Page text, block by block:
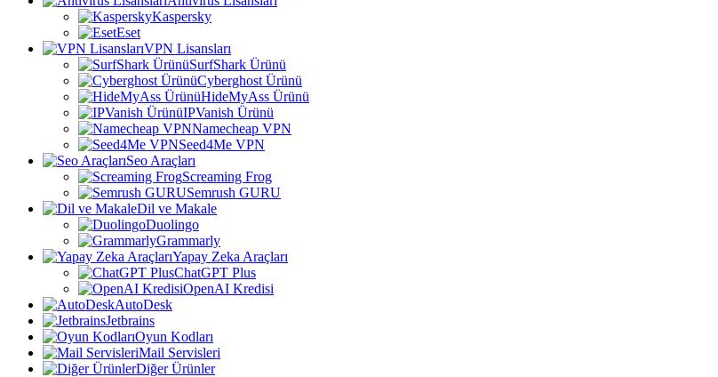
Kaspersky
Eset
VPN Lisansları
SurfShark Ürünü
Cyberghost Ürünü
HideMyAss Ürünü
IPVanish Ürünü
Namecheap VPN
Seed4Me VPN
Seo Araçları
Screaming Frog
Semrush GURU
Dil ve Makale
Duolingo
Grammarly
Yapay Zeka Araçları
ChatGPT Plus
OpenAI Kredisi
AutoDesk
Jetbrains
Oyun Kodları
Mail Servisleri
Diğer Ürünler